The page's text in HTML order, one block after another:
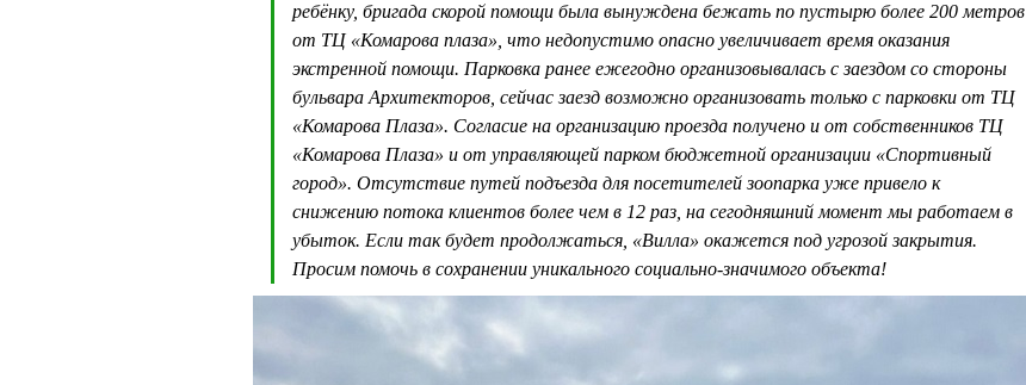
ребёнку, бригада скорой помощи была вынуждена бежать по пустырю более 200 метров
от ТЦ «Комарова плаза», что недопустимо опасно увеличивает время оказания
экстренной помощи. Парковка ранее ежегодно организовывалась с заездом со стороны
бульвара Архитекторов, сейчас заезд возможно организовать только с парковки от ТЦ
«Комарова Плаза». Согласие на организацию проезда получено и от собственников ТЦ
«Комарова Плаза» и от управляющей парком бюджетной организации «Спортивный
город». Отсутствие путей подъезда для посетителей зоопарка уже привело к
снижению потока клиентов более чем в 12 раз, на сегодняшний момент мы работаем в
убыток. Если так будет продолжаться, «Вилла» окажется под угрозой закрытия.
Просим помочь в сохранении уникального социально-значимого объекта!